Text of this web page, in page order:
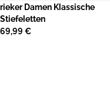
rieker Damen Klassische
Stiefeletten
69,99 €